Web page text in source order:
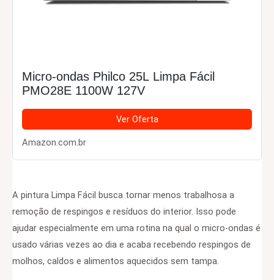
Micro-ondas Philco 25L Limpa Fácil
PMO28E 1100W 127V
Ver Oferta
Amazon.com.br
A pintura Limpa Fácil busca tornar menos trabalhosa a
remoção de respingos e resíduos do interior. Isso pode
ajudar especialmente em uma rotina na qual o micro-ondas é
usado várias vezes ao dia e acaba recebendo respingos de
molhos, caldos e alimentos aquecidos sem tampa.